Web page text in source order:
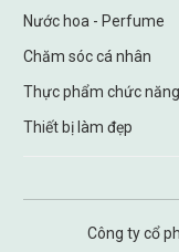
Nước hoa - Perfume
Chăm sóc cá nhân
Thực phẩm chức năng
Thiết bị làm đẹp
Công ty cổ